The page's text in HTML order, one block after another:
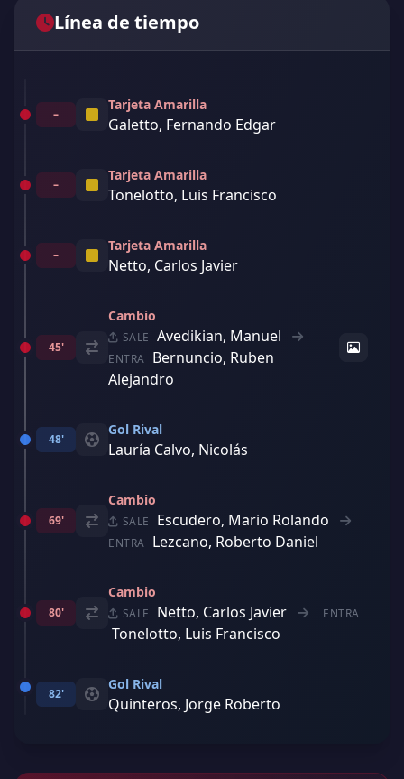
Línea de tiempo
–
Tarjeta Amarilla
Galetto, Fernando Edgar
–
Tarjeta Amarilla
Tonelotto, Luis Francisco
–
Tarjeta Amarilla
Netto, Carlos Javier
45'
Cambio
SALE Avedikian, Manuel
ENTRA Bernuncio, Ruben
Alejandro
48'
Gol Rival
Lauría Calvo, Nicolás
69'
Cambio
SALE Escudero, Mario Rolando
ENTRA Lezcano, Roberto Daniel
80'
Cambio
SALE Netto, Carlos Javier ENTRA
Tonelotto, Luis Francisco
82'
Gol Rival
Quinteros, Jorge Roberto